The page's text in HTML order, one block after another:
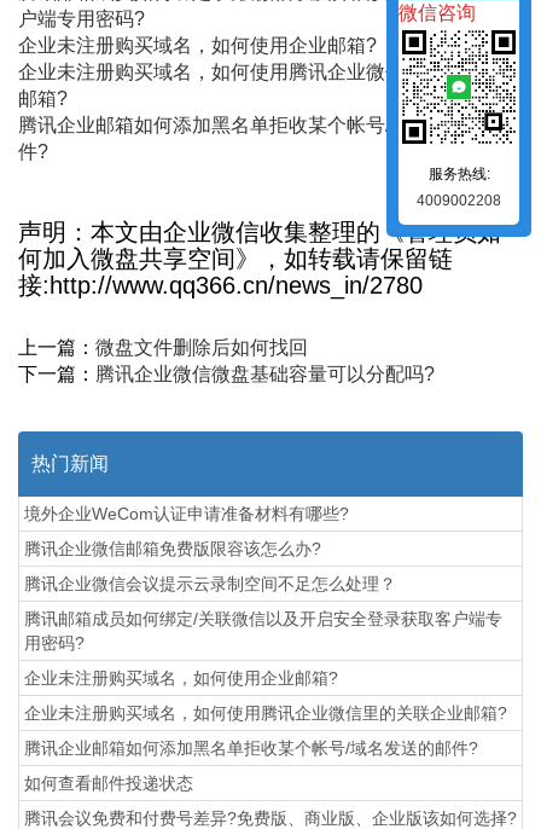
户端专用密码?
企业未注册购买域名，如何使用企业邮箱?
企业未注册购买域名，如何使用腾讯企业微信里的关联企业
邮箱?
腾讯企业邮箱如何添加黑名单拒收某个帐号/域名发送的邮
件?
声明：本文由企业微信收集整理的《管理员如
何加入微盘共享空间》，如转载请保留链
接:http://www.qq366.cn/news_in/2780
上一篇： 微盘文件删除后如何找回
下一篇： 腾讯企业微信微盘基础容量可以分配吗?
热门新闻
境外企业WeCom认证申请准备材料有哪些?
腾讯企业微信邮箱免费版限容该怎么办?
腾讯企业微信会议提示云录制空间不足怎么处理？
腾讯邮箱成员如何绑定/关联微信以及开启安全登录获取客户端专
用密码?
企业未注册购买域名，如何使用企业邮箱?
企业未注册购买域名，如何使用腾讯企业微信里的关联企业邮箱?
腾讯企业邮箱如何添加黑名单拒收某个帐号/域名发送的邮件?
如何查看邮件投递状态
腾讯会议免费和付费号差异?免费版、商业版、企业版该如何选择?
微信咨询
服务热线:
4009002208